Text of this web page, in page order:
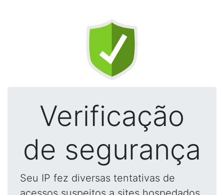
Verificação
de segurança
Seu IP fez diversas tentativas de